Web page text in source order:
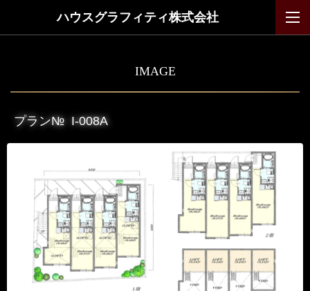
ハウスグラフィティ株式会社
IMAGE
プラン№ I-008A